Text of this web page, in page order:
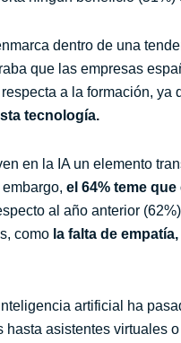
dentro de una
que las empresas
a la formación, ya
tecnología.
en la IA un elemento
embargo, el 64% teme
al año anterior
como la falta de
artificial ha
asistentes virtuales